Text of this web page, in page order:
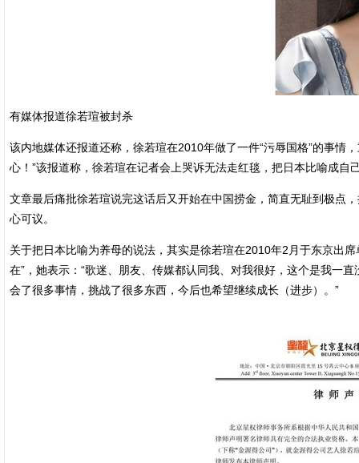
有媒体报道徐若瑄被封杀
该内地媒体还报道还称，徐若瑄在2010年做了一件“污辱国格”的事情
心！”该报道称，徐若瑄在记者会上哭诉无法走红毯，把日本比喻成自
文章最后痛批徐若瑄说完这话后又开始在中国捞金，简直无耻到极点
心可议。
关于把日本比喻为养母的说法，其实是徐若瑄在2010年2月于东京出
在”，她表示：“歌迷、朋友、传媒都认同我、对我很好，这个是我一
会了很多事情，挑战了很多东西，今后也希望继续成长（进步）。”